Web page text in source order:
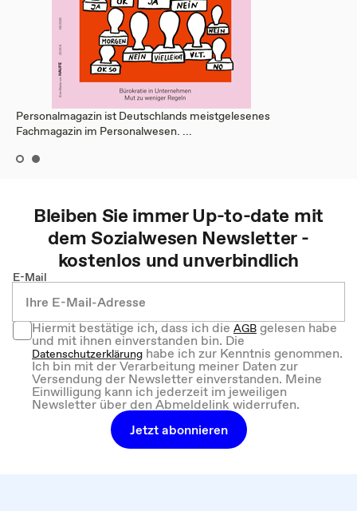
Personalmagazin ist Deutschlands meistgelesenes
Fachmagazin im Personalwesen. ...
Bleiben Sie immer Up-to-date mit
demSozialwesen Newsletter -
kostenlos und unverbindlich
E-Mail
Hiermit bestätige ich, dass ich dieAGBgelesen habe
und mit ihnen einverstanden bin. Die
Datenschutzerklärung habe ich zur Kenntnis genommen.
Ich bin mit der Verarbeitung meiner Daten zur
Versendung der Newsletter einverstanden. Meine
Einwilligung kann ich jederzeit im jeweiligen
Newsletter über den Abmeldelink widerrufen.
Jetzt abonnieren